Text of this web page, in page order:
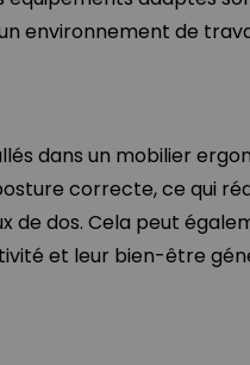
environnement de
dans un mobilier
correcte, ce qui
de dos. Cela peut
et leur bien-être